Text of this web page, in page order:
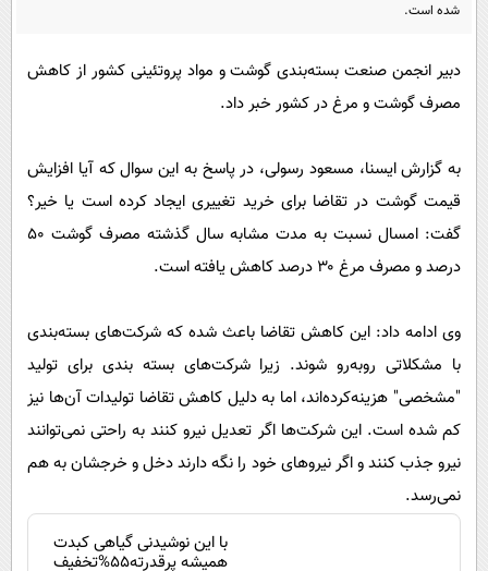
حوادث
محیط زیست
بین الملل
اجتماعی
حیات وحش
سیاست خارجی
دانلود
شده است.
دبیر انجمن صنعت بسته‌بندی گوشت و مواد پروتئینی کشور از کاهش
مصرف گوشت و مرغ در کشور خبر داد.
به گزارش ایسنا، مسعود رسولی، در پاسخ به این سوال که آیا افزایش
قیمت گوشت در تقاضا برای خرید تغییری ایجاد کرده است یا خیر؟
گفت: امسال نسبت به مدت مشابه سال گذشته مصرف گوشت ۵۰
درصد و مصرف مرغ ۳۰ درصد کاهش یافته است.
وی ادامه داد: این کاهش تقاضا باعث شده که شرکت‌های بسته‌بندی
با مشکلاتی روبه‌رو شوند. زیرا شرکت‌های بسته بندی برای تولید
"مشخصی" هزینه‌کرده‌اند، اما به دلیل کاهش تقاضا تولیدات آن‌ها نیز
کم شده است. این شرکت‌ها اگر تعدیل نیرو کنند به راحتی نمی‌توانند
نیرو جذب کنند و اگر نیرو‌های خود را نگه دارند دخل و خرجشان به هم
نمی‌رسد.
با این نوشیدنی گیاهی کبدت
همیشه پرقدرته55%تخفیف